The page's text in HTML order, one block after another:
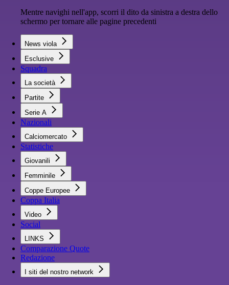
Mentre navighi nell'app, scorri il dito da sinistra a destra dello
schermo per tornare alle pagine precedenti
News viola
Esclusive
Squadra
La società
Partite
Serie A
Nazionali
Calciomercato
Statistiche
Giovanili
Femminile
Coppe Europee
Coppa Italia
Video
Social
LINKS
Comparazione Quote
Redazione
I siti del nostro network